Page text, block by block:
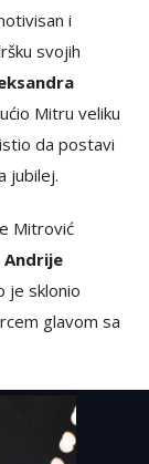
i
svojih
Mitru veliku
da postavi
jubilej.
Mitrović
Andrije
je sklonio
glavom sa